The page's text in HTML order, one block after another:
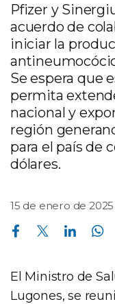
Pfizer y
acuerdo de
iniciar la
Se espera que
permita
nacional y
región
para el país de
dólares.
15 de enero de 2025
Compartir en Facebook Compartir en Twitter Compartir en Linkedin Compartir en Whatsapp
El Ministro de
Lugones, se